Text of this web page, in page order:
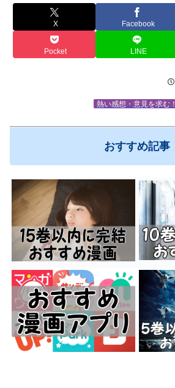
X Facebook
Pocket LINE
熱い感想・意見を求む！
おすすめ記事